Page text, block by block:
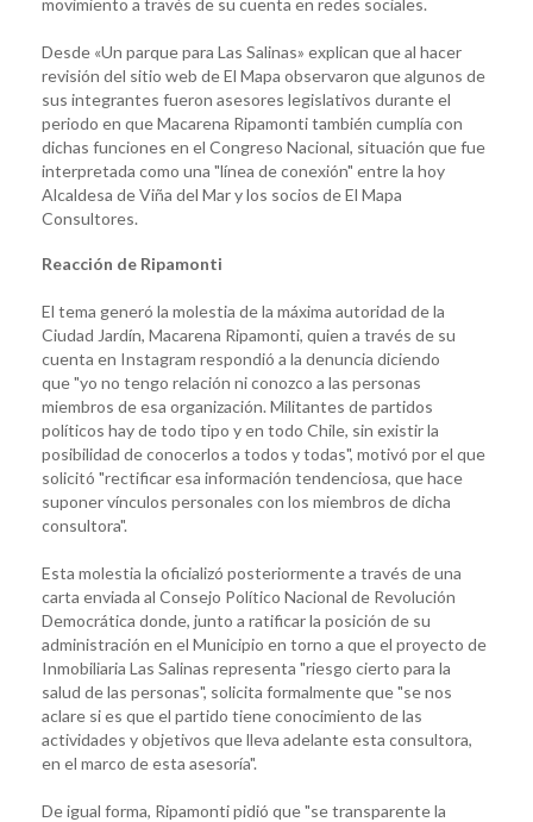
Desde «Un parque para Las Salinas» explican que al hacer
revisión del sitio web de El Mapa observaron que algunos de
sus integrantes fueron asesores legislativos durante el
periodo en que Macarena Ripamonti también cumplía con
dichas funciones en el Congreso Nacional, situación que fue
interpretada como una "línea de conexión" entre la hoy
Alcaldesa de Viña del Mar y los socios de El Mapa
Consultores.
Reacción de Ripamonti
El tema generó la molestia de la máxima autoridad de la
Ciudad Jardín, Macarena Ripamonti, quien a través de su
cuenta en Instagram respondió a la denuncia diciendo
que "yo no tengo relación ni conozco a las personas
miembros de esa organización. Militantes de partidos
políticos hay de todo tipo y en todo Chile, sin existir la
posibilidad de conocerlos a todos y todas", motivó por el que
solicitó "rectificar esa información tendenciosa, que hace
suponer vínculos personales con los miembros de dicha
consultora".
Esta molestia la oficializó posteriormente a través de una
carta enviada al Consejo Político Nacional de Revolución
Democrática donde, junto a ratificar la posición de su
administración en el Municipio en torno a que el proyecto de
Inmobiliaria Las Salinas representa "riesgo cierto para la
salud de las personas", solicita formalmente que "se nos
aclare si es que el partido tiene conocimiento de las
actividades y objetivos que lleva adelante esta consultora,
en el marco de esta asesoría".
De igual forma, Ripamonti pidió que "se transparente la